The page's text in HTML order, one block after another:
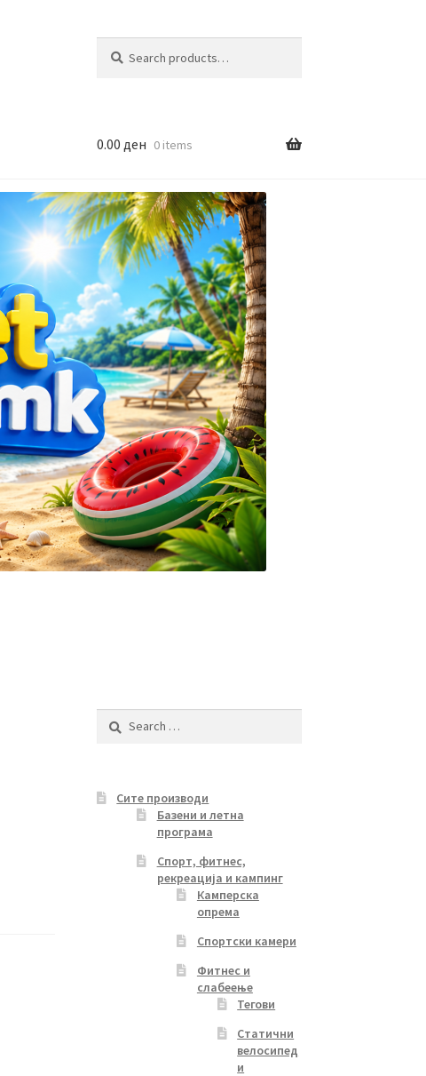
for:
0.00 ден 0 items
Search
Сите производи
Базени и летна
програма
Спорт, фитнес,
рекреација и кампинг
Камперска
опрема
Спортски камери
Фитнес и
слабеење
Тегови
Статични
велосипед
и